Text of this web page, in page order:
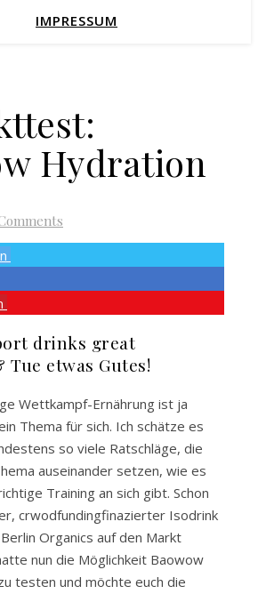
IMPRESSUM
Hydration
drinks great
Tue etwas Gutes!
Wettkampf-Ernährung ist ja
Thema für sich. Ich schätze es
so viele Ratschläge, die
auseinander setzen, wie es
Training an sich gibt. Schon
crwodfundingfinazierter Isodrink
Organics auf den Markt
nun die Möglichkeit Baowow
testen und möchte euch die